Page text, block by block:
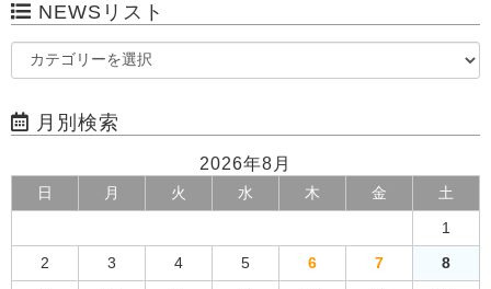
NEWSリスト
月別検索
2026年8月
日 月 火 水 木 金 土
1
2 3 4 5 6 7 8